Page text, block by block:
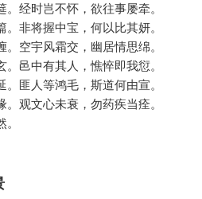
经时岂不怀，欲往事屡牵。
非将握中宝，何以比其妍。
空宇风霜交，幽居情思绵。
邑中有其人，憔悴即我愆。
匪人等鸿毛，斯道何由宣。
观文心未衰，勿药疾当痊。